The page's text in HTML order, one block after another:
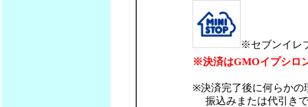
※セブンイレ
※決済はGMOイプシロ
※決済完了後に何らかの
振込みまたは代引きで